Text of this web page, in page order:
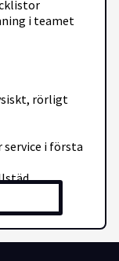
i teamet
rörligt
i första